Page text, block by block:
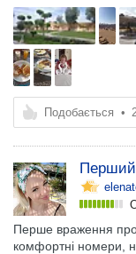
Подобається •
Перший
Перше враження про
комфортні номери,